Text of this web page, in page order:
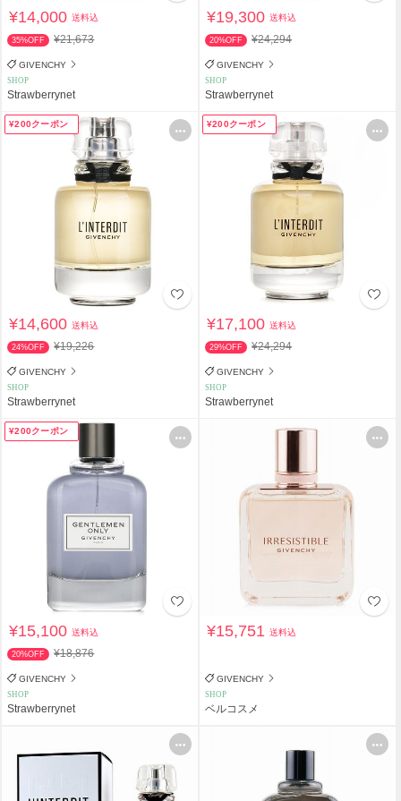
¥14,000送料込
35%OFF ¥21,673
GIVENCHY
SHOP
Strawberrynet
¥19,300送料込
20%OFF ¥24,294
GIVENCHY
SHOP
Strawberrynet
¥200クーポン
¥14,600送料込
24%OFF ¥19,226
GIVENCHY
SHOP
Strawberrynet
¥200クーポン
¥17,100送料込
29%OFF ¥24,294
GIVENCHY
SHOP
Strawberrynet
¥200クーポン
¥15,100送料込
20%OFF ¥18,876
GIVENCHY
SHOP
Strawberrynet
¥15,751送料込
GIVENCHY
SHOP
ベルコスメ